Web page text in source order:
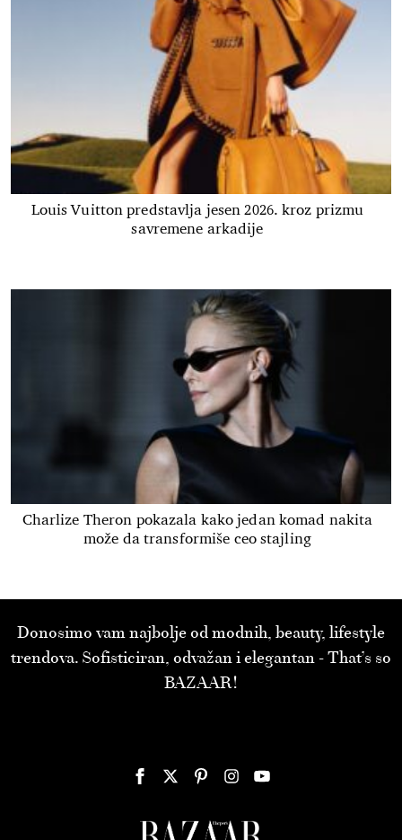
Louis Vuitton predstavlja jesen 2026. kroz prizmu
savremene arkadije
Charlize Theron pokazala kako jedan komad nakita
može da transformiše ceo stajling
Donosimo vam najbolje od modnih, beauty, lifestyle
trendova. Sofisticiran, odvažan i elegantan - That’s so
BAZAAR!